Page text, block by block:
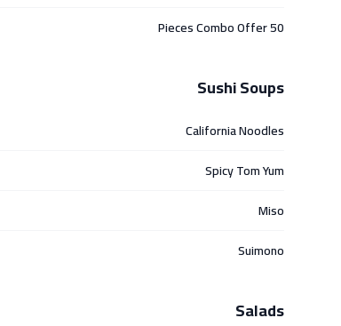
50 Pieces Combo Offer
Sushi Soups
California Noodles
Spicy Tom Yum
Miso
Suimono
Salads